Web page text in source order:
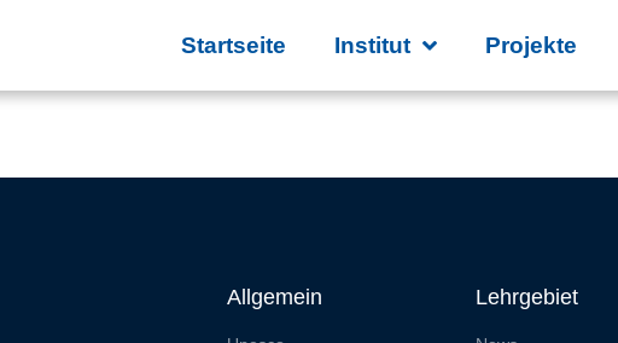
Startseite Institut Projekte
Allgemein Lehrgebiet